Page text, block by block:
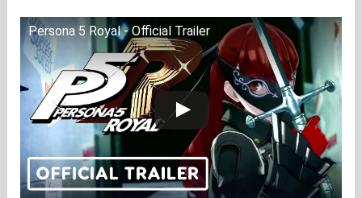
Persona 5 Royal - Official Trailer